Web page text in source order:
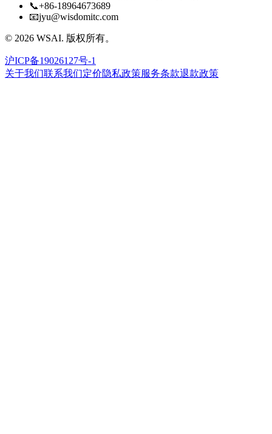
📞+86-18964673689
📧jyu@wisdomitc.com
© 2026 WSAI. 版权所有。
沪ICP备19026127号-1
关于我们联系我们定价隐私政策服务条款退款政策